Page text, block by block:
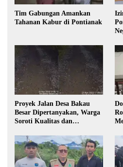
Tim Gabungan Amankan
Tahanan Kabur di Pontianak
Proyek Jalan Desa Bakau
Besar Dipertanyakan, Warga
Soroti Kualitas dan
Pembangunan